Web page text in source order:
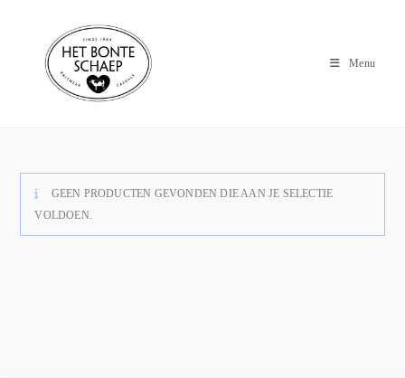
Menu
GEEN PRODUCTEN GEVONDEN DIE AAN JE SELECTIE
VOLDOEN.